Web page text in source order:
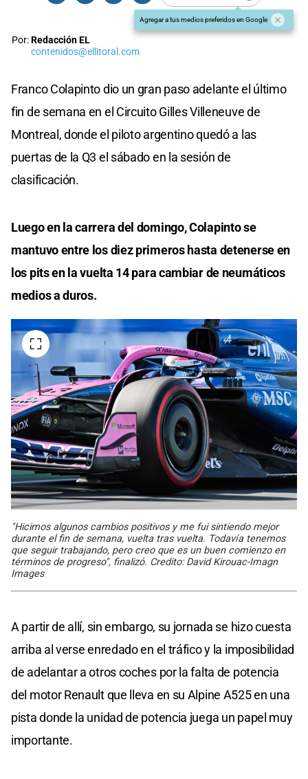
Agregar a tus medios preferidos en Google
Por:Redacción EL
contenidos@ellitoral.com
Franco Colapinto dio un gran paso adelante el último
fin de semana en el Circuito Gilles Villeneuve de
Montreal, donde el piloto argentino quedó a las
puertas de la Q3 el sábado en la sesión de
clasificación.
Luego en la carrera del domingo, Colapinto se
mantuvo entre los diez primeros hasta detenerse en
los pits en la vuelta 14 para cambiar de neumáticos
medios a duros.
"Hicimos algunos cambios positivos y me fui sintiendo mejor
durante el fin de semana, vuelta tras vuelta. Todavía tenemos
que seguir trabajando, pero creo que es un buen comienzo en
términos de progreso", finalizó. Credito: David Kirouac-Imagn
Images
A partir de allí, sin embargo, su jornada se hizo cuesta
arriba al verse enredado en el tráfico y la imposibilidad
de adelantar a otros coches por la falta de potencia
del motor Renault que lleva en su Alpine A525 en una
pista donde la unidad de potencia juega un papel muy
importante.